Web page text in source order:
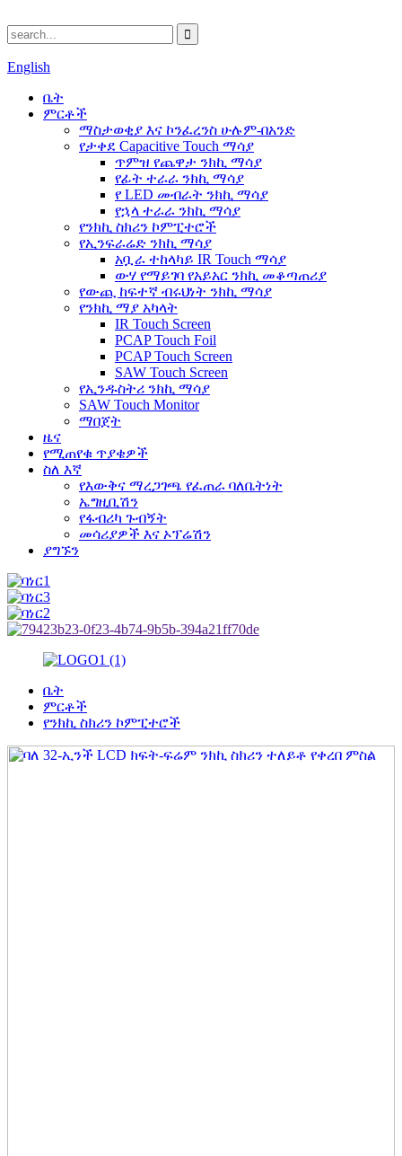
English
ቤት
ምርቶች
ማስታወቂያ እና ኮንፈረንስ ሁሉም-በአንድ
የታቀደ Capacitive Touch ማሳያ
ጥምዝ የጨዋታ ንክኪ ማሳያ
የፊት ተራራ ንክኪ ማሳያ
የ LED መብራት ንክኪ ማሳያ
የኋላ ተራራ ንክኪ ማሳያ
የንክኪ ስክሪን ኮምፒተሮች
የኢንፍራሬድ ንክኪ ማሳያ
አቧራ ተከላካይ IR Touch ማሳያ
ውሃ የማይገባ የአይአር ንክኪ መቆጣጠሪያ
የውጪ ከፍተኛ ብሩህነት ንክኪ ማሳያ
የንክኪ ማያ አካላት
IR Touch Screen
PCAP Touch Foil
PCAP Touch Screen
SAW Touch Screen
የኢንዱስትሪ ንክኪ ማሳያ
SAW Touch Monitor
ማበጀት
ዜና
የሚጠየቁ ጥያቄዎች
ስለ እኛ
የእውቅና ማረጋገጫ የፈጠራ ባለቤትነት
ኤግዚቢሽን
የፋብሪካ ጉብኝት
መሳሪያዎች እና ኦፕሬሽን
ያግኙን
ቤት
ምርቶች
የንክኪ ስክሪን ኮምፒተሮች